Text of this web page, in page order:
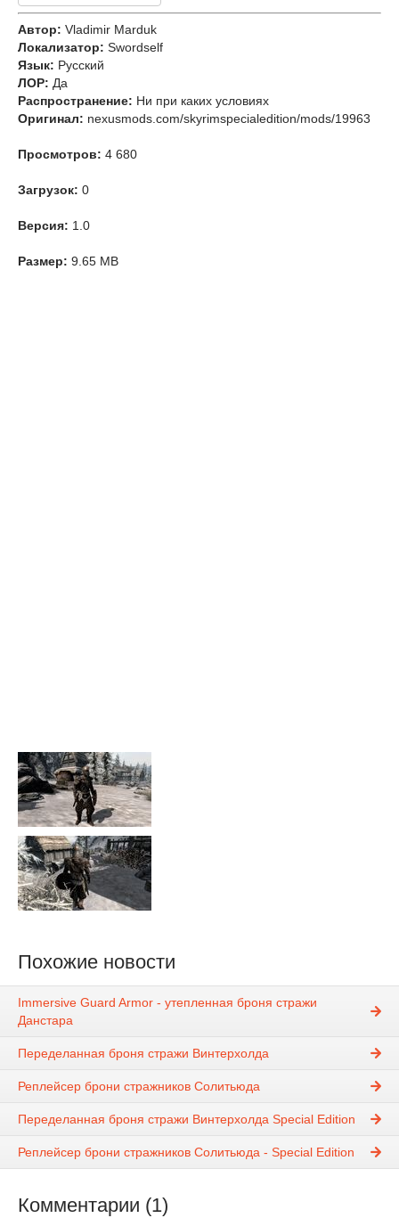
Автор: Vladimir Marduk
Локализатор: Swordself
Язык: Русский
ЛОР: Да
Распространение: Ни при каких условиях
Оригинал: nexusmods.com/skyrimspecialedition/mods/19963
Просмотров: 4 680
Загрузок: 0
Версия: 1.0
Размер: 9.65 MB
Похожие новости
Immersive Guard Armor - утепленная броня стражи
Данстара
Переделанная броня стражи Винтерхолда
Реплейсер брони стражников Солитьюда
Переделанная броня стражи Винтерхолда Special Edition
Реплейсер брони стражников Солитьюда - Special Edition
Комментарии (1)